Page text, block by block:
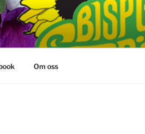
Om oss